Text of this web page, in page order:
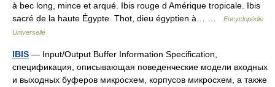
à bec long, mince et arqué. Ibis rouge d Amérique tropicale. Ibis
sacré de la haute Égypte. Thot, dieu égyptien à… …
Encyclopédie
Universelle
IBIS — Input/Output Buffer Information Specification,
спецификация, описывающая поведенческие модели входных
и выходных буферов микросхем, корпусов микросхем, а также